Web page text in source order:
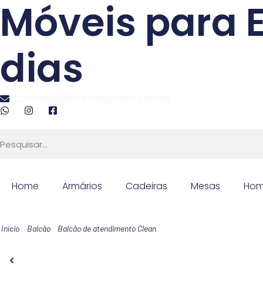
Móveis para
dias
Home
Armários Cadeiras Mesas
Início Balcão Balcão de atendimento Clean